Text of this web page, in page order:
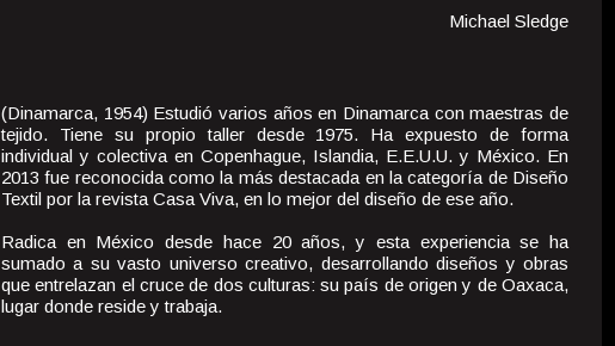
Michael Sledge
(Dinamarca, 1954) Estudió varios años en Dinamarca con maestras de
tejido. Tiene su propio taller desde 1975. Ha expuesto de forma
individual y colectiva en Copenhague, Islandia, E.E.U.U. y México. En
2013 fue reconocida como la más destacada en la categoría de Diseño
Textil por la revista Casa Viva, en lo mejor del diseño de ese año.
Radica en México desde hace 20 años, y esta experiencia se ha
sumado a su vasto universo creativo, desarrollando diseños y obras
que entrelazan el cruce de dos culturas: su país de origen y de Oaxaca,
lugar donde reside y trabaja.